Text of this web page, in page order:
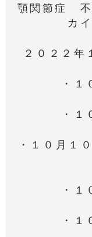
顎関節症
カ
２０２２年
・
・
・１０月１
・
・